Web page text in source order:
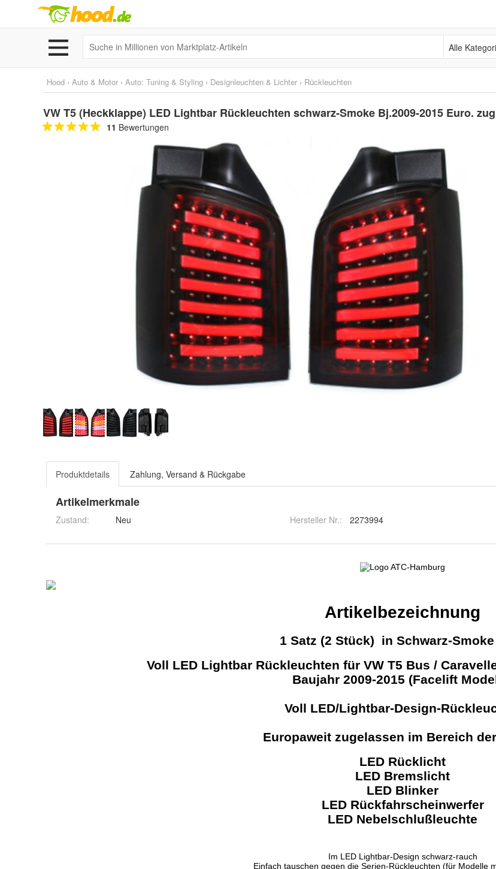
Alle Kategorien
Hood › Auto & Motor › Auto: Tuning & Styling › Designleuchten & Lichter › Rückleuchten
VW T5 (Heckklappe) LED Lightbar Rückleuchten schwarz-Smoke Bj.2009-2015 Euro. zug
11 Bewertungen
Produktdetails Zahlung, Versand & Rückgabe
Artikelmerkmale
Zustand: Neu Hersteller Nr.: 2273994